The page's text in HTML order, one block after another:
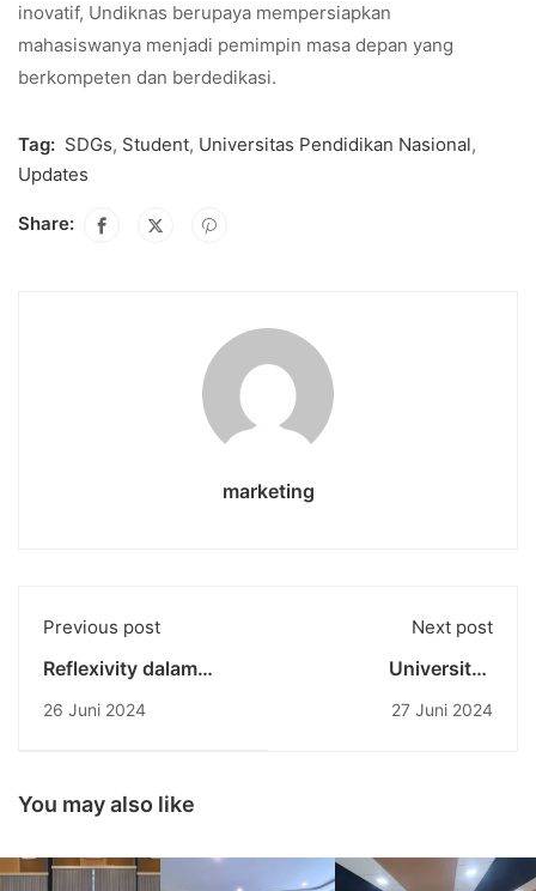
inovatif, Undiknas berupaya mempersiapkan
mahasiswanya menjadi pemimpin masa depan yang
berkompeten dan berdedikasi.
Tag: SDGs, Student, Universitas Pendidikan Nasional,
Updates
Share:
marketing
Previous post
Reflexivity dalam
Tinggi: Membangun
26 Juni 2024
Next post
Universitas
(Undiknas) Melalui
27 Juni 2024
You may also like